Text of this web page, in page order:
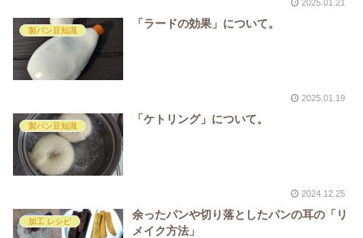
2025.01.21
製パン豆知識
「ラードの効果」について。
2025.01.19
製パン豆知識
「ケトリング」について。
2024.12.25
加工 レシピ
余ったパンや切り落としたパンの耳の「リ
メイク方法」